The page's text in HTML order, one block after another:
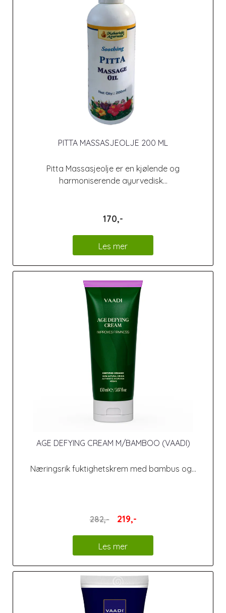
PITTA MASSASJEOLJE 200 ML
Pitta Massasjeolje er en kjølende og
harmoniserende ayurvedisk...
170,-
Les mer
AGE DEFYING CREAM M/BAMBOO (VAADI)
Næringsrik fuktighetskrem med bambus og...
282,- 219,-
Les mer